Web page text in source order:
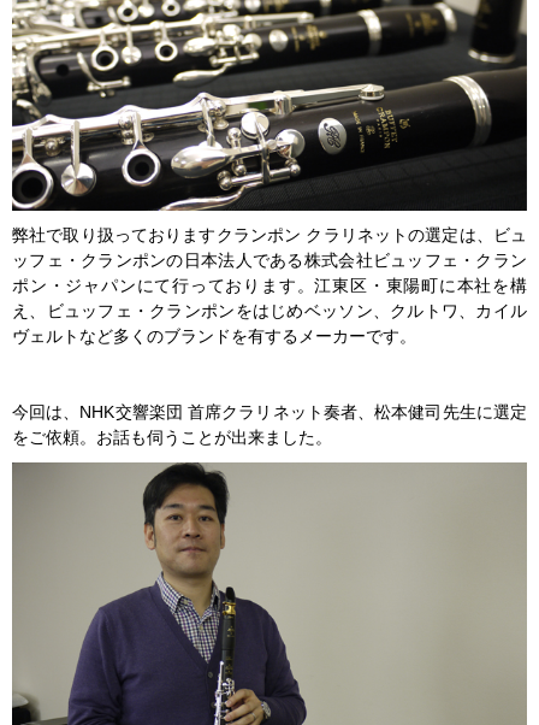
弊社で取り扱っておりますクランポン クラリネットの選定は、ビュ
ッフェ・クランポンの日本法人である株式会社ビュッフェ・クラン
ポン・ジャパンにて行っております。江東区・東陽町に本社を構
え、ビュッフェ・クランポンをはじめベッソン、クルトワ、カイル
ヴェルトなど多くのブランドを有するメーカーです。
今回は、NHK交響楽団 首席クラリネット奏者、松本健司先生に選定
をご依頼。お話も伺うことが出来ました。